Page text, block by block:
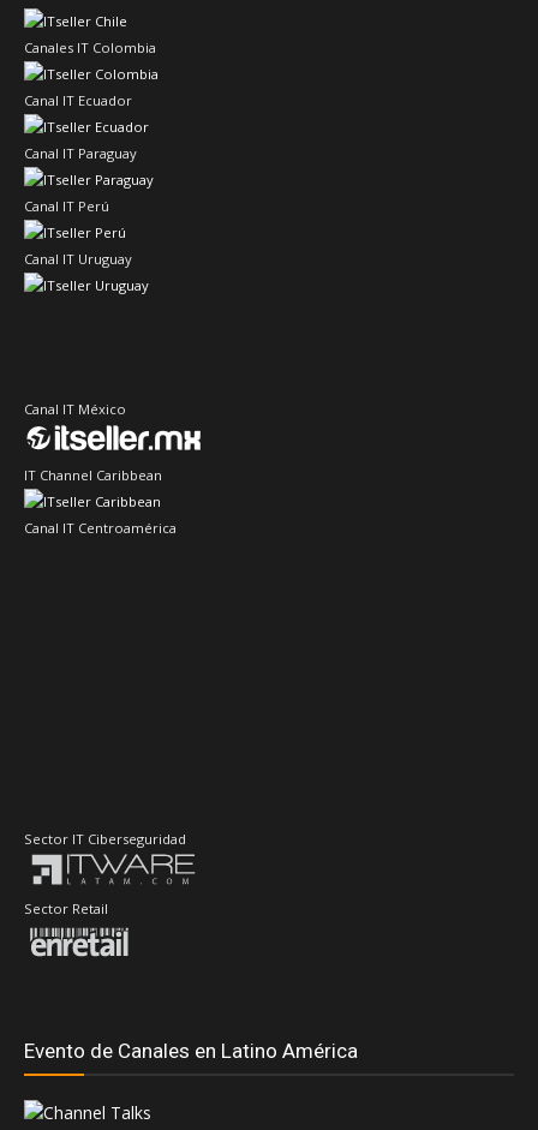
Canales IT Colombia
Canal IT Ecuador
Canal IT Paraguay
Canal IT Perú
Canal IT Uruguay
Canal IT México
IT Channel Caribbean
Canal IT Centroamérica
Sector IT Ciberseguridad
Sector Retail
Evento de Canales en Latino América